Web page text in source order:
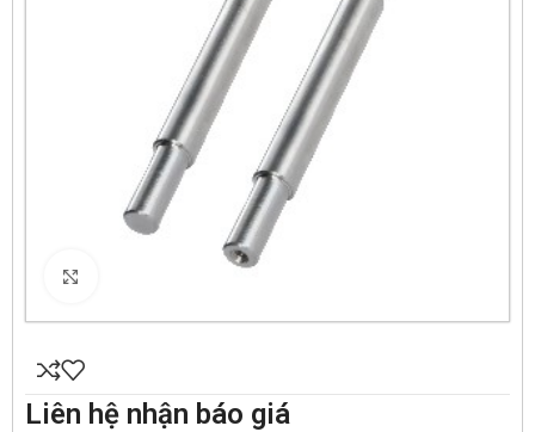
Liên hệ nhận báo giá